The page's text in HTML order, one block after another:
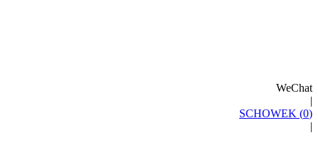
WeChat
|
SCHOWEK (0)
|